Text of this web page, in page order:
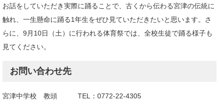
お話をしていただき実際に踊ることで、古くから伝わる宮津の伝統に
触れ、一生懸命に踊る1年生をぜひ見ていただきたいと思います。さ
らに、9月10日（土）に行われる体育祭では、全校生徒で踊る様子も
見てください。
お問い合わせ先
宮津中学校 教頭 TEL：0772-22-4305